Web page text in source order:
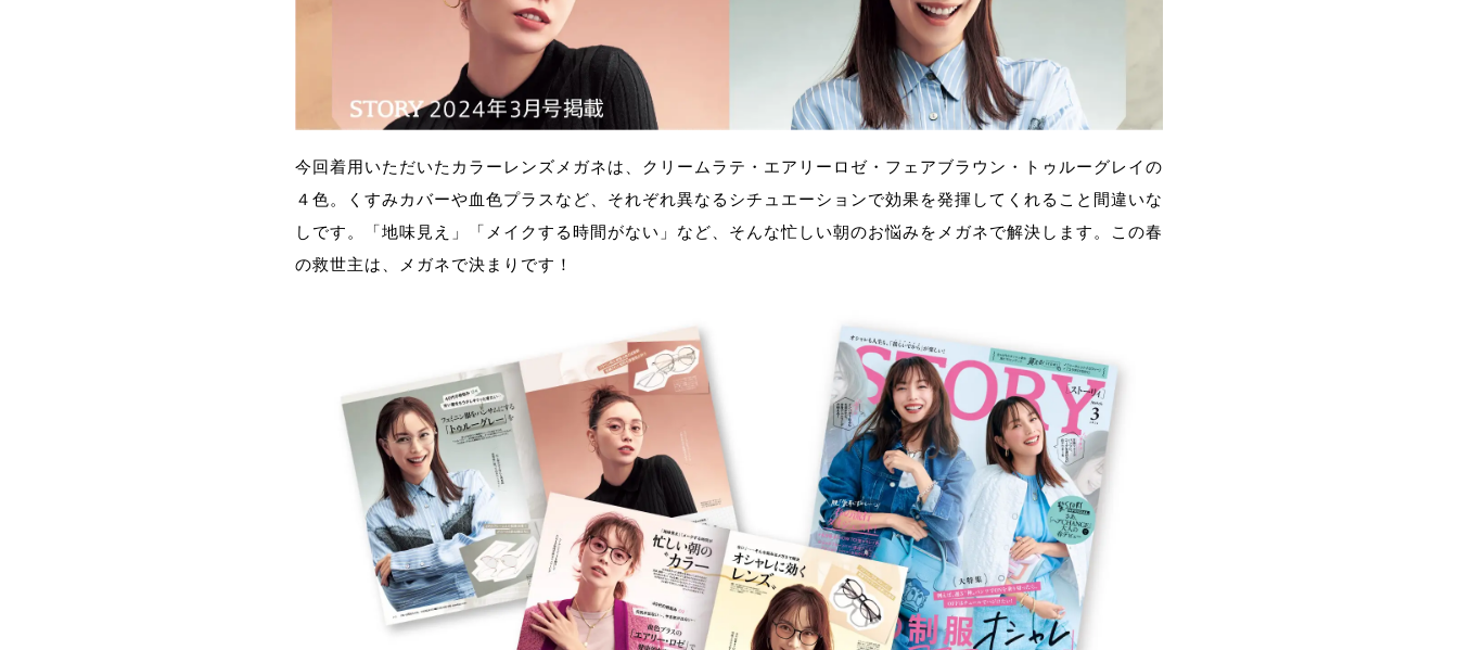
今回着用いただいたカラーレンズメガネは、クリームラテ・エアリーロゼ・フェアブラウン・トゥルーグレイの
４色。くすみカバーや血色プラスなど、それぞれ異なるシチュエーションで効果を発揮してくれること間違いな
しです。「地味見え」「メイクする時間がない」など、そんな忙しい朝のお悩みをメガネで解決します。この春
の救世主は、メガネで決まりです！